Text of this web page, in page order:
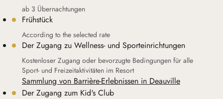
ab 3 Übernachtungen
Frühstück
According to the selected rate
Der Zugang zu Wellness- und Sporteinrichtungen
Kostenloser Zugang oder bevorzugte Bedingungen für alle
Sport- und Freizeitaktivitäten im Resort
Sammlung von Barrière-Erlebnissen in Deauville
Der Zugang zum Kid's Club